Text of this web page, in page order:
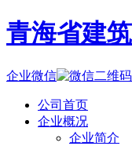
青海省建
企业微信
公司首页
企业概况
企业简介